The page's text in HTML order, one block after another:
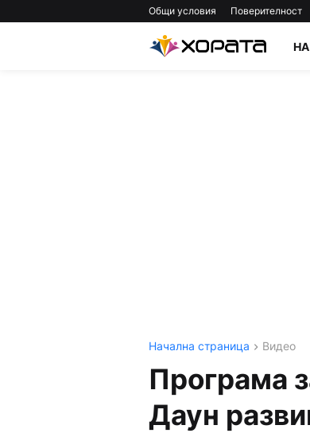
Общи условия Поверителност
Начална страница Видео
Програма
Даун